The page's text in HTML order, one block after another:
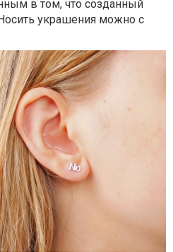
в том, что созданный
украшения можно с